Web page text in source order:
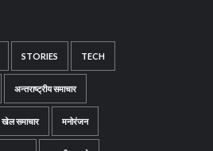
STORIES TECH
अन्तराष्ट्रीय समाचार
खेल समाचार मनोरंजन